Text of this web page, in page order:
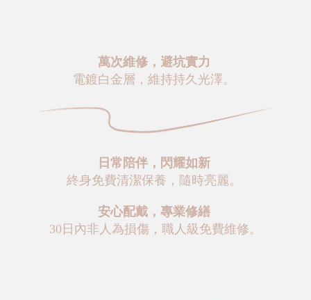
萬次維修，避坑實力
電鍍白金層，維持持久光澤。
日常陪伴，閃耀如新
終身免費清潔保養，隨時亮麗。
安心配戴，專業修繕
30日內非人為損傷，職人級免費維修。